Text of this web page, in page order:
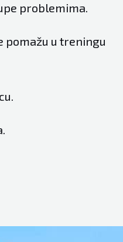
problemima.
pomažu u treningu